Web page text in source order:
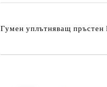
Гумен уплътняващ